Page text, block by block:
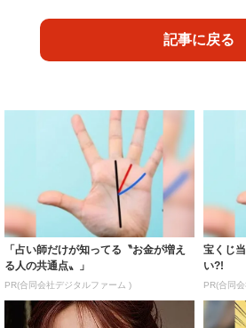
記事に戻る
「占い師だけが知ってる〝お金が増え
る人の共通点〟」
PR(合同会社デジタルファーム )
宝くじ
い?!
PR(合同